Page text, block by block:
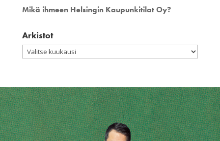
Mikä ihmeen Helsingin Kaupunkitilat Oy?
Arkistot
Arkistot